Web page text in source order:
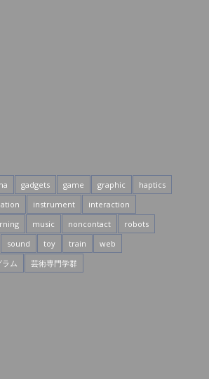
gadgets game graphic
haptics
instrument
interaction
music noncontact
robots
sound toy train
web
ム
芸術専門学群